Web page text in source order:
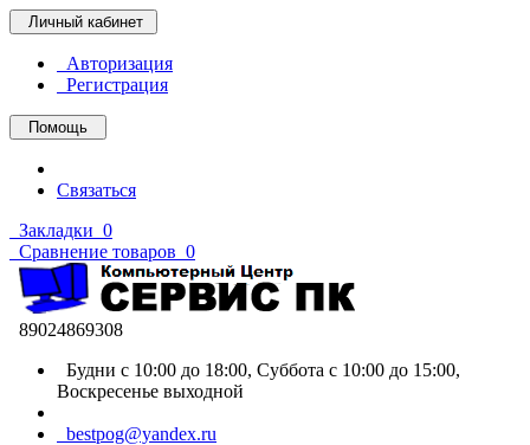
Личный кабинет
Авторизация
Регистрация
Помощь
Связаться
Закладки 0
Сравнение товаров 0
89024869308
Будни с 10:00 до 18:00, Суббота с 10:00 до 15:00,
Воскресенье выходной
bestpog@yandex.ru